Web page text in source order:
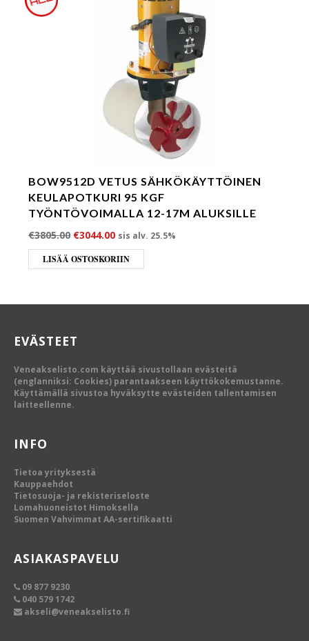
BOW9512D VETUS SÄHKÖKÄYTTÖINEN
KEULAPOTKURI 95 KGF
TYÖNTÖVOIMALLA 12-17M ALUKSILLE
€3805.00 Alkuperäinen hinta oli: €3805.00.
€3044.00Nykyinen hinta on: €3044.00.
sis alv. 25.5%
LISÄÄ OSTOSKORIIN
EVÄSTEET
Veneakselisto.com käyttää sivustollaan evästeitä
(englanniksi: Cookies) parantaakseen käyttökokemustanne.
Käyttämällä sivustoa hyväksytte evästeiden tallentamisen
laitteellenne.
INFO
Tietoa yrityksestä
Kauppaehdot
Tietosuoja- ja rekisteriseloste
Lomahuoneistot Himoksella
Suomen Vahvimmat AA-sertifikaatti
ASIAKASPAVELU
09 877 9230
040 579 1742
akseli@veneakselisto.fi